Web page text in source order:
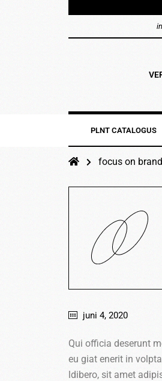
PLNT CATALOGUS
focus on
juni 4, 2020
Qui officia deserunt
eu giat enerit in
ldibero, sit amet